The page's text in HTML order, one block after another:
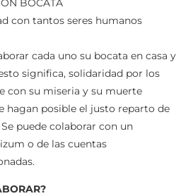
BOCATA
con tantos seres humanos
cada uno su bocata en casa y
significa, solidaridad por los
con su miseria y su muerte
hagan posible el justo reparto de
puede colaborar con un
o de las cuentas